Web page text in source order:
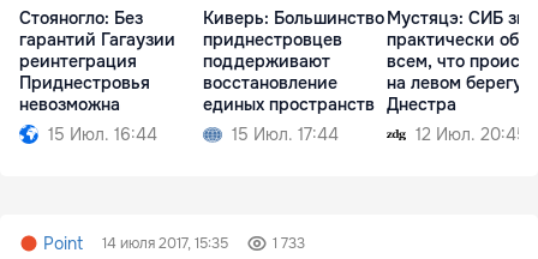
Стояногло: Без
гарантий Гагаузии
реинтеграция
Приднестровья
невозможна
15 Июл. 16:44
Киверь: Большинство
приднестровцев
поддерживают
восстановление
единых пространств
15 Июл. 17:44
Мустяцэ: СИБ
практически обо
всем, что
на левом берегу
Днестра
12 Июл. 20:45
Point 14 июля 2017, 15:35 1 733